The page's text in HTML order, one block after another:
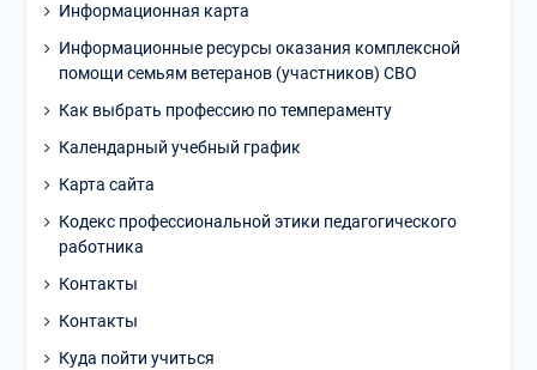
Информационная карта
Информационные ресурсы оказания комплексной
помощи семьям ветеранов (участников) СВО
Как выбрать профессию по темпераменту
Календарный учебный график
Карта сайта
Кодекс профессиональной этики педагогического
работника
Контакты
Контакты
Куда пойти учиться